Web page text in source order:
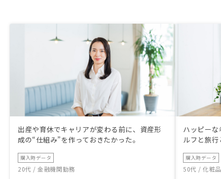
出産や育休でキャリアが変わる前に、資産形
成の“仕組み”を作っておきたかった。
購入時データ
20代 / 金融機関勤務
ハッピー
ルフと旅
購入時データ
50代 / 化粧